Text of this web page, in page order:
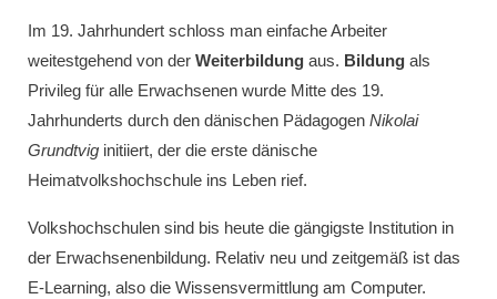
Im 19. Jahrhundert schloss man einfache Arbeiter
weitestgehend von der Weiterbildung aus. Bildung als
Privileg für alle Erwachsenen wurde Mitte des 19.
Jahrhunderts durch den dänischen Pädagogen Nikolai
Grundtvig initiiert, der die erste dänische
Heimatvolkshochschule ins Leben rief.
Volkshochschulen sind bis heute die gängigste Institution in
der Erwachsenenbildung. Relativ neu und zeitgemäß ist das
E-Learning, also die Wissensvermittlung am Computer.